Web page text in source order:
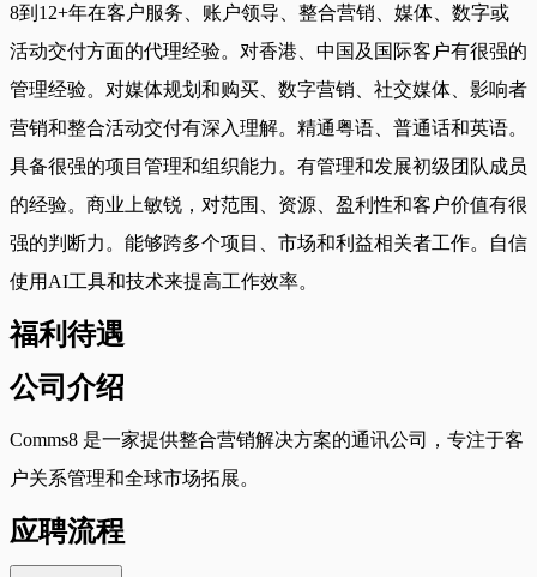
8到12+年在客户服务、账户领导、整合营销、媒体、数字或
活动交付方面的代理经验。对香港、中国及国际客户有很强的
管理经验。对媒体规划和购买、数字营销、社交媒体、影响者
营销和整合活动交付有深入理解。精通粤语、普通话和英语。
具备很强的项目管理和组织能力。有管理和发展初级团队成员
的经验。商业上敏锐，对范围、资源、盈利性和客户价值有很
强的判断力。能够跨多个项目、市场和利益相关者工作。自信
使用AI工具和技术来提高工作效率。
福利待遇
公司介绍
Comms8 是一家提供整合营销解决方案的通讯公司，专注于客
户关系管理和全球市场拓展。
应聘流程